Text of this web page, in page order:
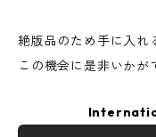
絶版品のため手に入れ
この機会に是非いかが